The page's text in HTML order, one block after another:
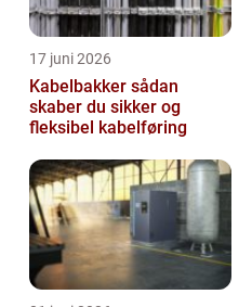
17 juni 2026
Kabelbakker sådan
skaber du sikker og
fleksibel kabelføring